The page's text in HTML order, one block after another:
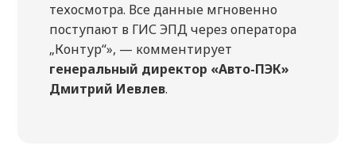
техосмотра. Все данные мгновенно
поступают в ГИС ЭПД через оператора
„Контур“», — комментирует
генеральный директор «Авто-ПЭК»
Дмитрий Иевлев.